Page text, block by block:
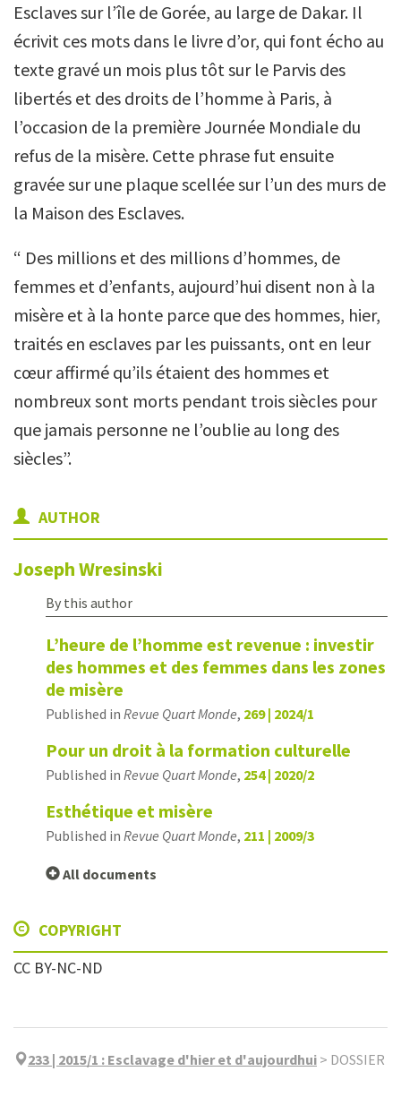
Esclaves sur l’île de Gorée, au large de Dakar. Il
écrivit ces mots dans le livre d’or, qui font écho au
texte gravé un mois plus tôt sur le Parvis des
libertés et des droits de l’homme à Paris, à
l’occasion de la première Journée Mondiale du
refus de la misère. Cette phrase fut ensuite
gravée sur une plaque scellée sur l’un des murs de
la Maison des Esclaves.
“ Des millions et des millions d’hommes, de
femmes et d’enfants, aujourd’hui disent non à la
misère et à la honte parce que des hommes, hier,
traités en esclaves par les puissants, ont en leur
cœur affirmé qu’ils étaient des hommes et
nombreux sont morts pendant trois siècles pour
que jamais personne ne l’oublie au long des
siècles”.
AUTHOR
JosephWresinski
By this author
L’heure de l’homme est revenue : investir
des hommes et des femmes dans les zones
de misère
Published in Revue Quart Monde, 269 | 2024/1
Pour un droit à la formation culturelle
Published in Revue Quart Monde, 254 | 2020/2
Esthétique et misère
Published in Revue Quart Monde, 211 | 2009/3
All documents
COPYRIGHT
CC BY-NC-ND
233 | 2015/1 : Esclavage d'hier et d'aujourdhui > DOSSIER